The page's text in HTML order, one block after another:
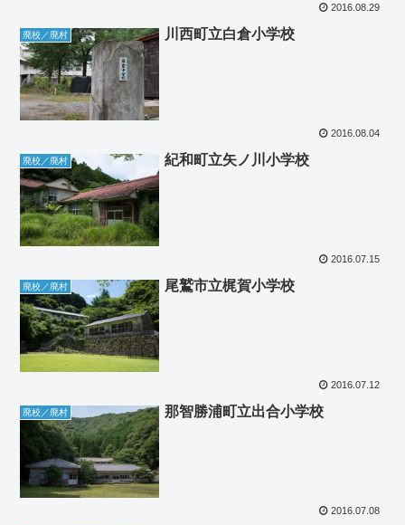
2016.08.29
廃校／廃村 川西町立白倉小学校
2016.08.04
廃校／廃村 紀和町立矢ノ川小学校
2016.07.15
廃校／廃村 尾鷲市立梶賀小学校
2016.07.12
廃校／廃村 那智勝浦町立出合小学校
2016.07.08